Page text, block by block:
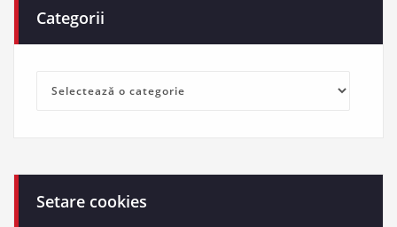
Categorii
Setare cookies